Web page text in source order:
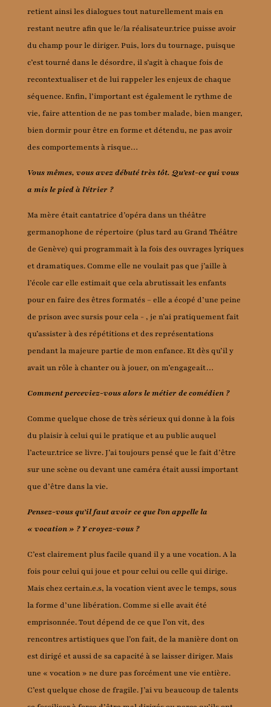
retient ainsi les dialogues tout naturellement mais en
restant neutre afin que le/la réalisateur.trice puisse avoir
du champ pour le diriger. Puis, lors du tournage, puisque
c’est tourné dans le désordre, il s’agit à chaque fois de
recontextualiser et de lui rappeler les enjeux de chaque
séquence. Enfin, l’important est également le rythme de
vie, faire attention de ne pas tomber malade, bien manger,
bien dormir pour être en forme et détendu, ne pas avoir
des comportements à risque…
Vous mêmes, vous avez débuté très tôt. Qu’est-ce qui vous
a mis le pied à l’étrier ?
Ma mère était cantatrice d’opéra dans un théâtre
germanophone de répertoire (plus tard au Grand Théâtre
de Genève) qui programmait à la fois des ouvrages lyriques
et dramatiques. Comme elle ne voulait pas que j’aille à
l’école car elle estimait que cela abrutissait les enfants
pour en faire des êtres formatés – elle a écopé d’une peine
de prison avec sursis pour cela - , je n’ai pratiquement fait
qu’assister à des répétitions et des représentations
pendant la majeure partie de mon enfance. Et dès qu’il y
avait un rôle à chanter ou à jouer, on m’engageait…
Comment perceviez-vous alors le métier de comédien ?
Comme quelque chose de très sérieux qui donne à la fois
du plaisir à celui qui le pratique et au public auquel
l’acteur.trice se livre. J’ai toujours pensé que le fait d’être
sur une scène ou devant une caméra était aussi important
que d’être dans la vie.
Pensez-vous qu’il faut avoir ce que l’on appelle la
« vocation » ? Y croyez-vous ?
C’est clairement plus facile quand il y a une vocation. A la
fois pour celui qui joue et pour celui ou celle qui dirige.
Mais chez certain.e.s, la vocation vient avec le temps, sous
la forme d’une libération. Comme si elle avait été
emprisonnée. Tout dépend de ce que l’on vit, des
rencontres artistiques que l’on fait, de la manière dont on
est dirigé et aussi de sa capacité à se laisser diriger. Mais
une « vocation » ne dure pas forcément une vie entière.
C’est quelque chose de fragile. J’ai vu beaucoup de talents